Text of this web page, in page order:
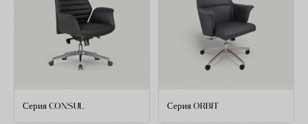
Серия CONSUL Серия ORBIT